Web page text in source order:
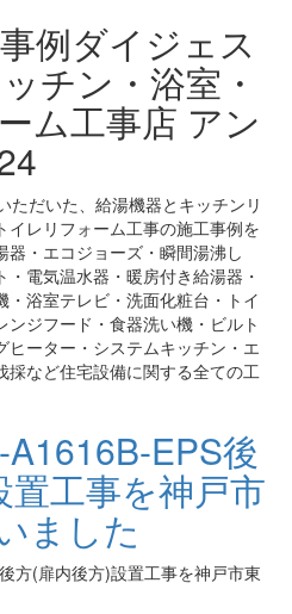
例ダイジェス
チン・浴室・
ム工事店 アン
ただいた、給湯機器とキッチンリ
イレリフォーム工事の施工事例を
器・エコジョーズ・瞬間湯沸し
電気温水器・暖房付き給湯器・
浴室テレビ・洗面化粧台・トイ
ジフード・食器洗い機・ビルト
ヒーター・システムキッチン・エ
採など住宅設備に関する全ての工
EPS後
工事を神戸市
ました